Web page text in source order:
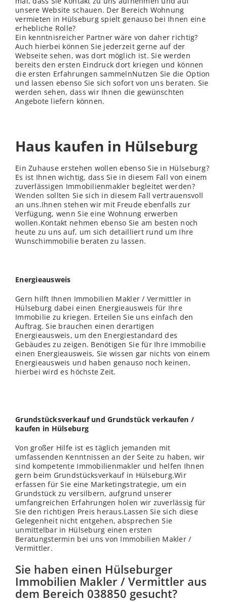
unsere Website schauen. Der Bereich Wohnung
vermieten in Hülseburg spielt genauso bei Ihnen eine
erhebliche Rolle?
Ein kenntnisreicher Partner wäre von daher richtig?
Auch hierbei können Sie jederzeit gerne auf der
Webseite sehen, was dort möglich ist. Sie werden
bereits den ersten Eindruck dort kriegen und können
die ersten Erfahrungen sammelnNutzen Sie die Option
und lassen ebenso Sie sich sofort von uns beraten. Sie
werden sehen, dass wir Ihnen die gewünschten
Angebote liefern können.
Haus kaufen in Hülseburg
Ein Zuhause erstehen wollen ebenso Sie in Hülseburg?
Es ist Ihnen wichtig, dass Sie in diesem Fall von einem
zuverlässigen Immobilienmakler begleitet werden?
Wenden sollten Sie sich in diesem Fall vertrauensvoll
an uns.Ihnen stehen wir mit Freude ebenfalls zur
Verfügung, wenn Sie eine Wohnung erwerben
wollen.Kontakt nehmen ebenso Sie am besten noch
heute zu uns auf, um sich detailliert rund um Ihre
Wunschimmobilie beraten zu lassen.
Energieausweis
Gern hilft Ihnen Immobilien Makler / Vermittler in
Hülseburg dabei einen Energieausweis für Ihre
Immobilie zu kriegen. Erteilen Sie uns einfach den
Auftrag. Sie brauchen einen derartigen
Energieausweis, um den Energiestandard des
Gebäudes zu zeigen. Benötigen Sie für Ihre Immobilie
einen Energieausweis, Sie wissen gar nichts von einem
Energieausweis und haben genauso noch keinen,
hierbei wird es höchste Zeit.
Grundstücksverkauf und Grundstück verkaufen /
kaufen in Hülseburg
Von großer Hilfe ist es täglich jemanden mit
umfassenden Kenntnissen an der Seite zu haben, wir
sind kompetente Immobilienmakler und helfen Ihnen
gern beim Grundstücksverkauf in Hülseburg.Wir
erfassen für Sie eine Marketingstrategie, um ein
Grundstück zu versilbern, aufgrund unserer
umfangreichen Erfahrungen holen wir zuverlässig für
Sie den richtigen Preis heraus.Lassen Sie sich diese
Gelegenheit nicht entgehen, absprechen Sie
unmittelbar in Hülseburg einen ersten
Beratungstermin bei uns von Immobilien Makler /
Vermittler.
Sie haben einen Hülseburger
Immobilien Makler / Vermittler aus
dem Bereich 038850 gesucht?